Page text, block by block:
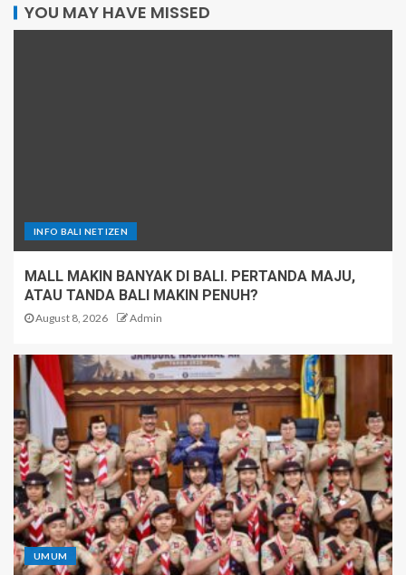
YOU MAY HAVE MISSED
INFO BALI NETIZEN
MALL MAKIN BANYAK DI BALI. PERTANDA MAJU,
ATAU TANDA BALI MAKIN PENUH?
August 8, 2026 Admin
UMUM